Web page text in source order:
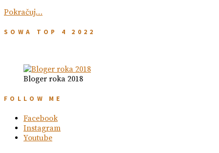
Pokračuj…
SOWA TOP 4 2022
Bloger roka 2018
FOLLOW ME
Facebook
Instagram
Youtube